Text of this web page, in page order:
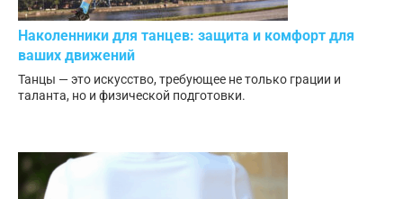
Наколенники для танцев: защита и комфорт для
ваших движений
Танцы — это искусство, требующее не только грации и
таланта, но и физической подготовки.